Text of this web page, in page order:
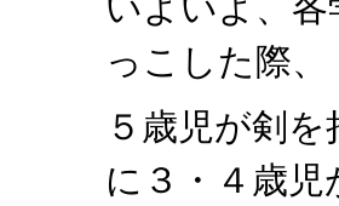
っこ した際、
５歳児が剣
に３・４歳